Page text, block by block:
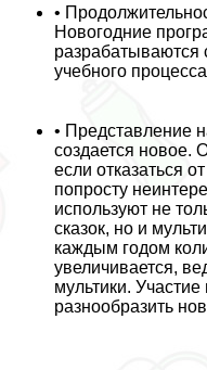
•
Новогодние
разpaбатываются
учебного
• Представление
создается новое.
если отказаться
попросту
используют не
сказок, но и
каждым годом
увеличивается,
мультики.
разнообразить